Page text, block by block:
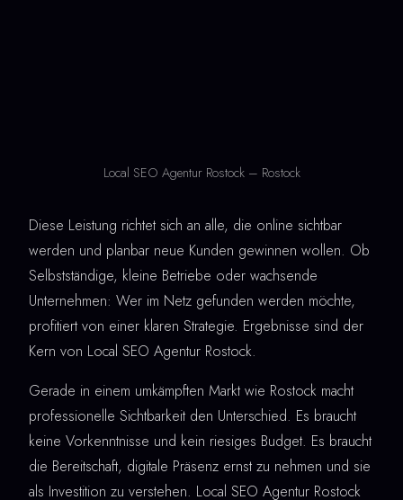
Local SEO Agentur Rostock – Rostock
Diese Leistung richtet sich an alle, die online sichtbar
werden und planbar neue Kunden gewinnen wollen. Ob
Selbstständige, kleine Betriebe oder wachsende
Unternehmen: Wer im Netz gefunden werden möchte,
profitiert von einer klaren Strategie. Ergebnisse sind der
Kern von Local SEO Agentur Rostock.
Gerade in einem umkämpften Markt wie Rostock macht
professionelle Sichtbarkeit den Unterschied. Es braucht
keine Vorkenntnisse und kein riesiges Budget. Es braucht
die Bereitschaft, digitale Präsenz ernst zu nehmen und sie
als Investition zu verstehen. Local SEO Agentur Rostock